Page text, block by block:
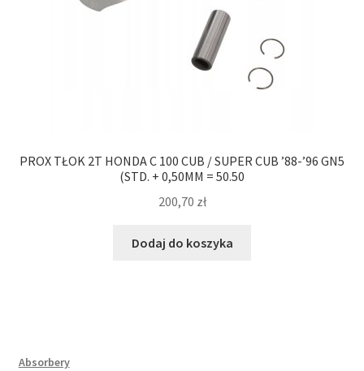
PROX TŁOK 2T HONDA C 100 CUB / SUPER CUB ’88-’96 GN5
(STD. + 0,50MM = 50.50
200,70 zł
Dodaj do koszyka
Absorbery